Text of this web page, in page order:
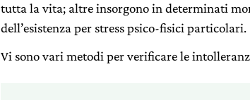
tutta la vita; altre insorgono in determinati
dell’esistenza per stress psico-fisici particolari.
Vi sono vari metodi per verificare le